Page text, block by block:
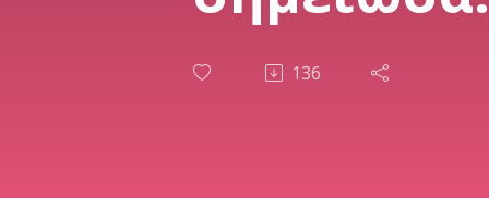
ΕΠΟΣ και
136